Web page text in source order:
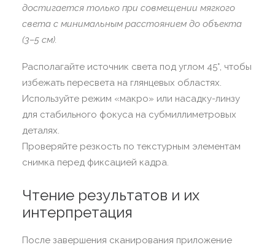
достигается только при совмещении мягкого
света с минимальным расстоянием до объекта
(3–5 см).
Располагайте источник света под углом 45°, чтобы
избежать пересвета на глянцевых областях.
Используйте режим «макро» или насадку-линзу
для стабильного фокуса на субмиллиметровых
деталях.
Проверяйте резкость по текстурным элементам
снимка перед фиксацией кадра.
Чтение результатов и их
интерпретация
После завершения сканирования приложение